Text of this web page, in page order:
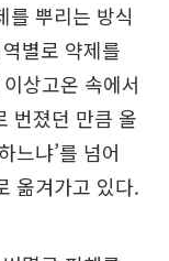
를 뿌리는 방식
별로 약제를
상고온 속에서
번졌던 만큼 올
느냐’를 넘어
옮겨가고 있다.